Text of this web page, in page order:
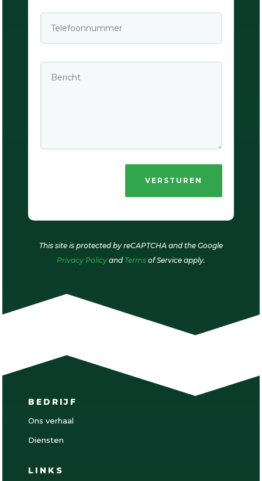
VERSTUREN
This site is protected by reCAPTCHA and the Google
Privacy Policy and Terms of Service apply.
BEDRIJF
Ons verhaal
Diensten
LINKS